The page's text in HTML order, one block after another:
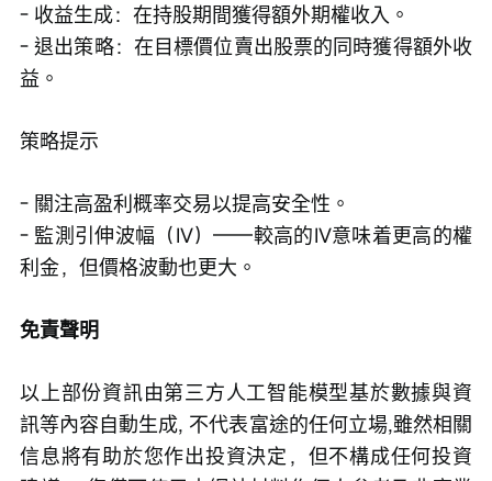
- 收益生成：在持股期間獲得額外期權收入。
- 退出策略：在目標價位賣出股票的同時獲得額外收
益。
策略提示
- 關注高盈利概率交易以提高安全性。
- 監測引伸波幅（IV）——較高的IV意味着更高的權
利金，但價格波動也更大。
免責聲明
以上部份資訊由第三方人工智能模型基於數據與資
訊等內容自動生成, 不代表富途的任何立場,雖然相關
信息將有助於您作出投資決定，但不構成任何投資